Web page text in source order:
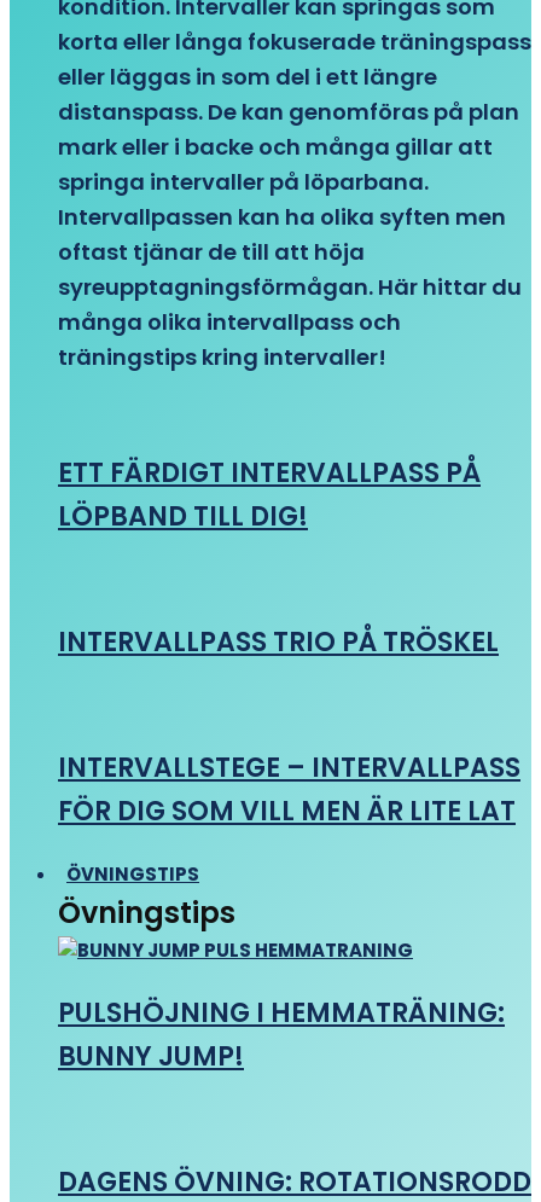
kondition. Intervaller kan springas som
korta eller långa fokuserade träningspass
eller läggas in som del i ett längre
distanspass. De kan genomföras på plan
mark eller i backe och många gillar att
springa intervaller på löparbana.
Intervallpassen kan ha olika syften men
oftast tjänar de till att höja
syreupptagningsförmågan. Här hittar du
många olika intervallpass och
träningstips kring intervaller!
ETT FÄRDIGT INTERVALLPASS PÅ
LÖPBAND TILL DIG!
INTERVALLPASS TRIO PÅ TRÖSKEL
INTERVALLSTEGE – INTERVALLPASS
FÖR DIG SOM VILL MEN ÄR LITE LAT
ÖVNINGSTIPS
Övningstips
PULSHÖJNING I HEMMATRÄNING:
BUNNY JUMP!
DAGENS ÖVNING: ROTATIONSRODD